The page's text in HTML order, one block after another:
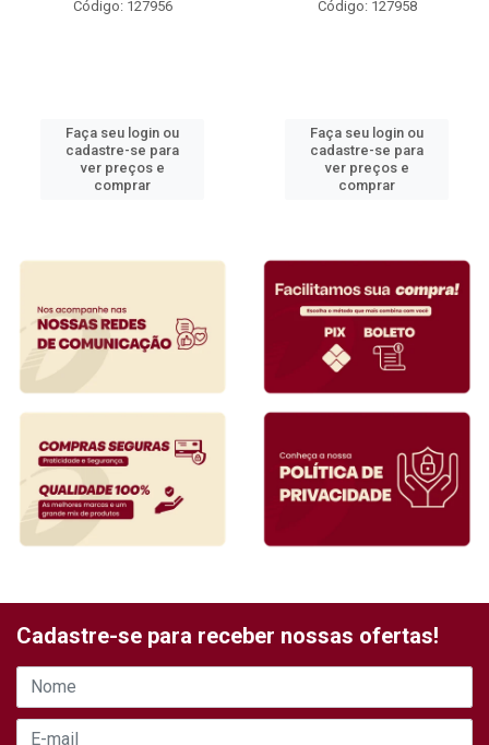
Código: 127956
Faça seu login ou
cadastre-se para
ver preços e
comprar
Código: 127958
Faça seu login ou
cadastre-se para
ver preços e
comprar
Cadastre-se para receber nossas ofertas!